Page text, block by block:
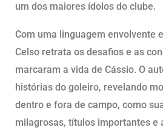
um dos maiores ídolos do clube.
Com uma linguagem envolvente
Celso retrata os desafios e as
marcaram a vida de Cássio. O
histórias do goleiro, revelando
dentro e fora de campo, como
milagrosas, títulos importantes e